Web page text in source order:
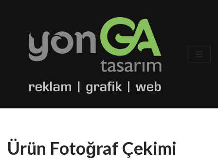
Ürün Fotoğraf Çekimi